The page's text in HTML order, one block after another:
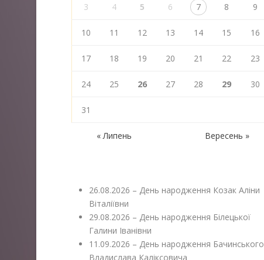
3 4 5 6 7 8 9
10 11 12 13 14 15 16
17 18 19 20 21 22 23
24 25 26 27 28 29 30
31
« Липень Вересень »
26.08.2026 – День народження Козак Аліни
Віталіївни
29.08.2026 – День народження Білецької
Галини Іванівни
11.09.2026 – День народження Бачинського
Владислава Каліксовича